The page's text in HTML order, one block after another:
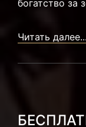
богатство за
Читать далее...